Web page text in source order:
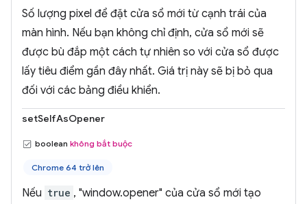
Số lượng pixel để đặt cửa sổ mới từ cạnh trái của
màn hình. Nếu bạn không chỉ định, cửa sổ mới sẽ
được bù đắp một cách tự nhiên so với cửa sổ được
lấy tiêu điểm gần đây nhất. Giá trị này sẽ bị bỏ qua
đối với các bảng điều khiển.
setSelfAsOpener
boolean không bắt buộc
Chrome 64 trở lên
Nếu true , "window.opener" của cửa sổ mới tạo